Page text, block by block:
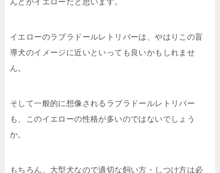
んどがイエローだと思います。
イエローのラブラドールレトリバーは、やはりこの盲
導犬のイメージに近いといっても良いかもしれませ
ん。
そして一般的に想像されるラブラドールレトリバー
も、このイエローの性格が多いのではないでしょう
か。
もちろん、大型犬なので適切な飼い方・しつけ方は必